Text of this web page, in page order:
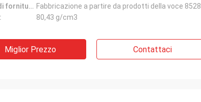
Forme di fornitura: Fabbricazione a partire da prodotti della voce 8528
80,43 g/cm3
Miglior Prezzo Contattaci